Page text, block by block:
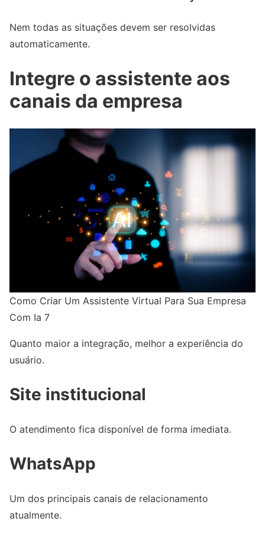
Nem todas as situações devem ser resolvidas
automaticamente.
Integre o assistente aos
canais da empresa
Como Criar Um Assistente Virtual Para Sua Empresa
Com Ia 7
Quanto maior a integração, melhor a experiência do
usuário.
Site institucional
O atendimento fica disponível de forma imediata.
WhatsApp
Um dos principais canais de relacionamento
atualmente.